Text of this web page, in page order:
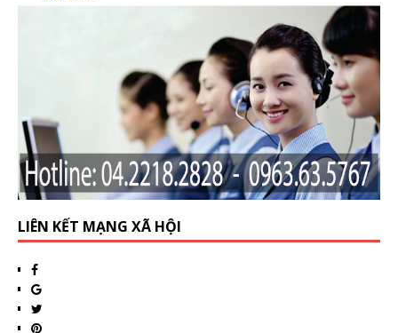
LIÊN KẾT MẠNG XÃ HỘI